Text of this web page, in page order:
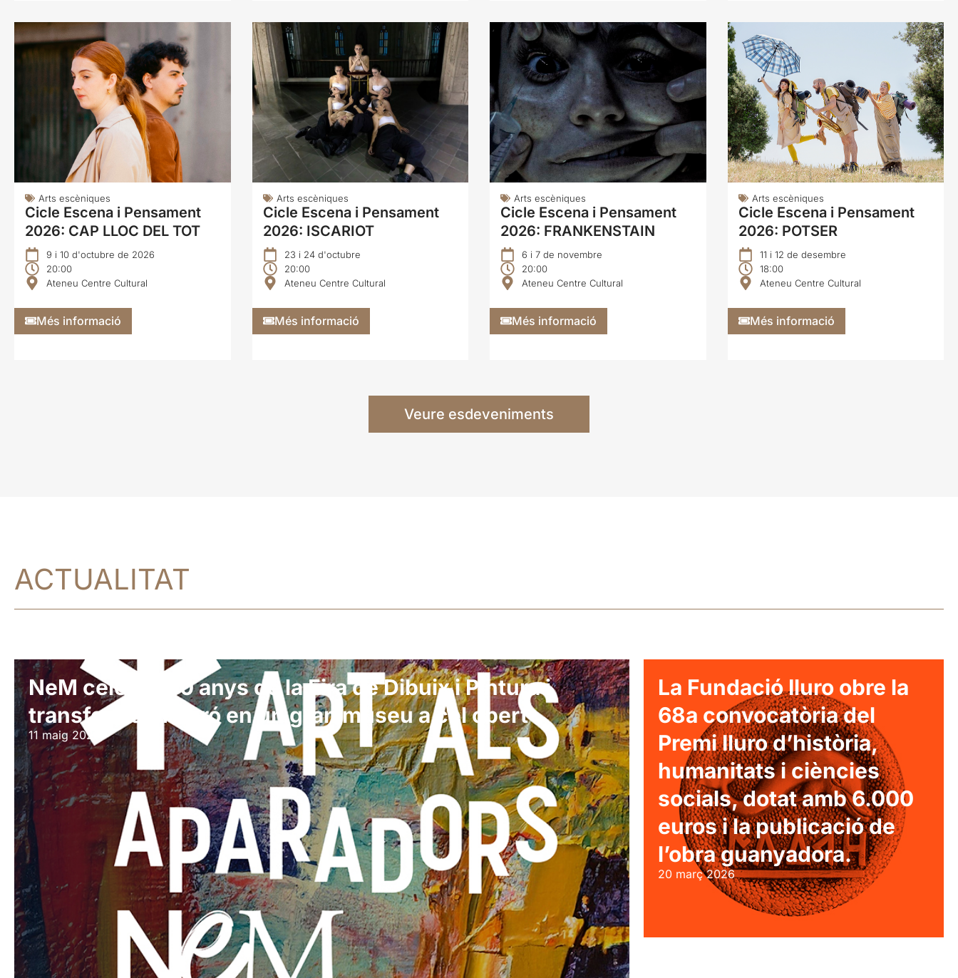
Arts escèniques
Cicle Escena i Pensament
2026: CAP LLOC DEL TOT
9 i 10 d'octubre de 2026
20:00
Ateneu Centre Cultural
Més informació
Arts escèniques
Cicle Escena i Pensament
2026: ISCARIOT
23 i 24 d'octubre
20:00
Ateneu Centre Cultural
Més informació
Arts escèniques
Cicle Escena i Pensament
2026: FRANKENSTAIN
6 i 7 de novembre
20:00
Ateneu Centre Cultural
Més informació
Arts escèniques
Cicle Escena i Pensament
2026: POTSER
11 i 12 de desembre
18:00
Ateneu Centre Cultural
Més informació
Veure esdeveniments
ACTUALITAT
NeM celebra 30 anys de la Fira de Dibuix i Pintura i
transforma Mataró en un gran museu a cel obert
11 maig 2026
La Fundació Iluro obre la
68a convocatòria del
Premi Iluro d’història,
humanitats i ciències
socials, dotat amb 6.000
euros i la publicació de
l’obra guanyadora.
20 març 2026